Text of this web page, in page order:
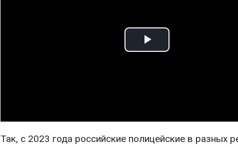
Play
Так, с 2023 года российские полицейские в разных